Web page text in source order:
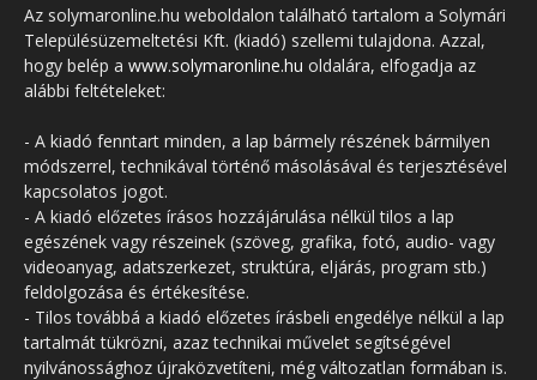
Az solymaronline.hu weboldalon található tartalom a Solymári
Településüzemeltetési Kft. (kiadó) szellemi tulajdona. Azzal,
hogy belép a www.solymaronline.hu oldalára, elfogadja az
alábbi feltételeket:
- A kiadó fenntart minden, a lap bármely részének bármilyen
módszerrel, technikával történő másolásával és terjesztésével
kapcsolatos jogot.
- A kiadó előzetes írásos hozzájárulása nélkül tilos a lap
egészének vagy részeinek (szöveg, grafika, fotó, audio- vagy
videoanyag, adatszerkezet, struktúra, eljárás, program stb.)
feldolgozása és értékesítése.
- Tilos továbbá a kiadó előzetes írásbeli engedélye nélkül a lap
tartalmát tükrözni, azaz technikai művelet segítségével
nyilvánossághoz újraközvetíteni, még változatlan formában is.